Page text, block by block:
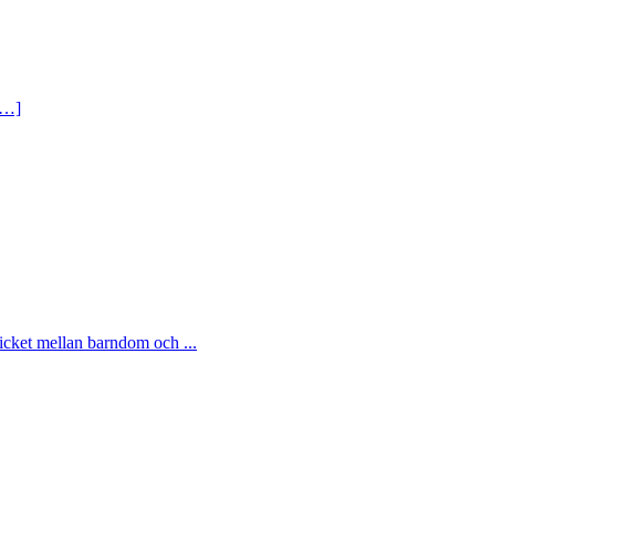
mellan barndom och ...